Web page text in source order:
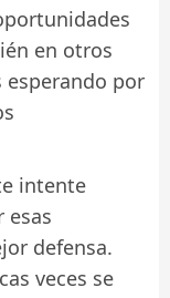
en otros
por
intente
esas
defensa.
veces se